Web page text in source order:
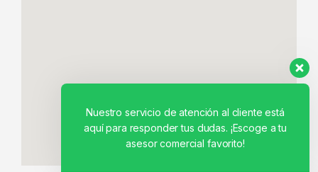
Nuestro servicio de atención al cliente está
aquí para responder tus dudas. ¡Escoge a tu
asesor comercial favorito!